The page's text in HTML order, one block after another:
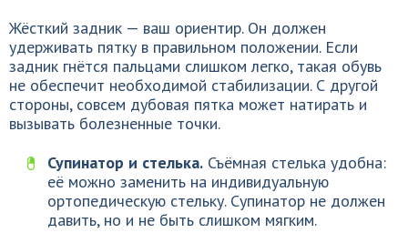
Жёсткий задник — ваш ориентир. Он должен
удерживать пятку в правильном положении. Если
задник гнётся пальцами слишком легко, такая обувь
не обеспечит необходимой стабилизации. С другой
стороны, совсем дубовая пятка может натирать и
вызывать болезненные точки.
Супинатор и стелька. Съёмная стелька удобна:
её можно заменить на индивидуальную
ортопедическую стельку. Супинатор не должен
давить, но и не быть слишком мягким.